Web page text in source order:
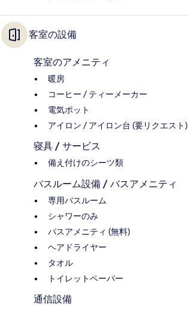
客室の設備
客室のアメニティ
暖房
コーヒー / ティーメーカー
電気ポット
アイロン / アイロン台 (要リクエスト)
寝具 / サービス
備え付けのシーツ類
バスルーム設備 / バスアメニティ
専用バスルーム
シャワーのみ
バスアメニティ (無料)
ヘアドライヤー
タオル
トイレットペーパー
通信設備